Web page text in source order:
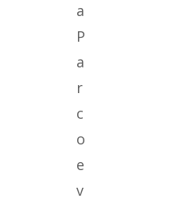
a
P
a
r
c
o
e
v